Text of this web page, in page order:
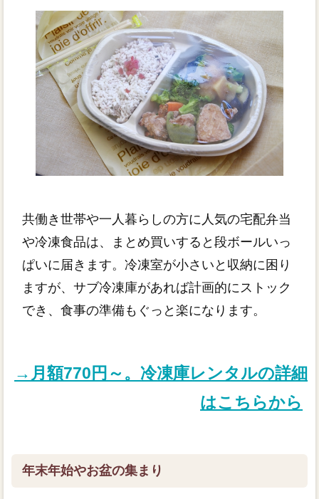
共働き世帯や一人暮らしの方に人気の宅配弁当
や冷凍食品は、まとめ買いすると段ボールいっ
ぱいに届きます。冷凍室が小さいと収納に困り
ますが、サブ冷凍庫があれば計画的にストック
でき、食事の準備もぐっと楽になります。
→月額770円～。冷凍庫レンタルの詳細
はこちらから
年末年始やお盆の集まり